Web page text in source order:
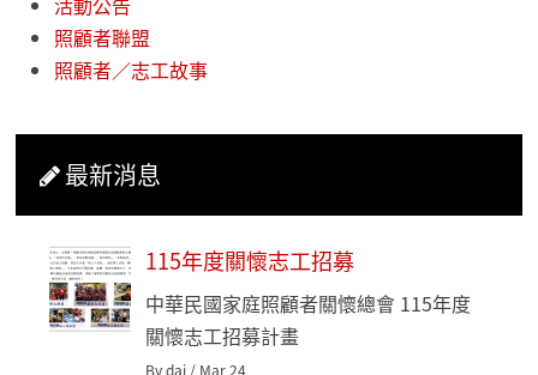
照顧者聯盟
照顧者／志工故事
最新消息
115年度關懷志工招募
中華民國家庭照顧者關懷總會 115年度
關懷志工招募計畫
By dai / Mar 24